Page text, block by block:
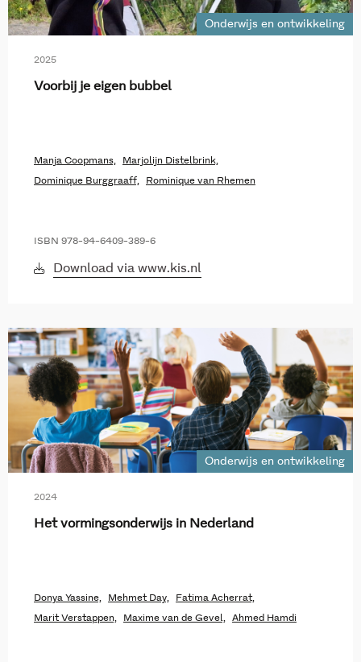
Onderwijs en ontwikkeling
2025
Voorbij je eigen bubbel
Manja Coopmans, Marjolijn Distelbrink,
Dominique Burggraaff, Rominique van Rhemen
ISBN 978-94-6409-389-6
Download via www.kis.nl
Onderwijs en ontwikkeling
2024
Het vormingsonderwijs in Nederland
Donya Yassine, Mehmet Day, Fatima Acherrat,
Marit Verstappen, Maxime van de Gevel, Ahmed Hamdi